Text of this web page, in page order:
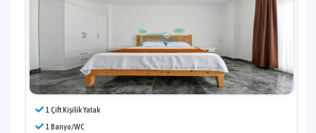
1 Çift Kişilik Yatak
1 Banyo/WC